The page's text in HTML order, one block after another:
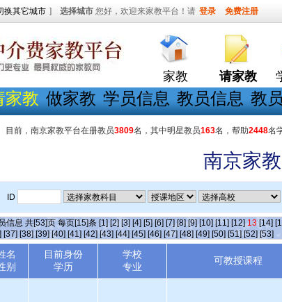
换其它城市 ] 选择城市 您好，欢迎来家教平台！请 登录 免费注册
家教 请家教
家教 做家教 学员信息 教员信息 教
目前，南京家教平台在册教员3809名，其中明星教员163名，帮助2448名
南京家
ID
信息 共[53]页 每页[15]条 [1] [2] [3] [4] [5] [6] [7] [8] [9] [10] [11] [12] 13 [14]
[37] [38] [39] [40] [41] [42] [43] [44] [45] [46] [47] [48] [49] [50] [51] [52] [53]
名
别
目前身份
学历
学校
专业
可教授课程